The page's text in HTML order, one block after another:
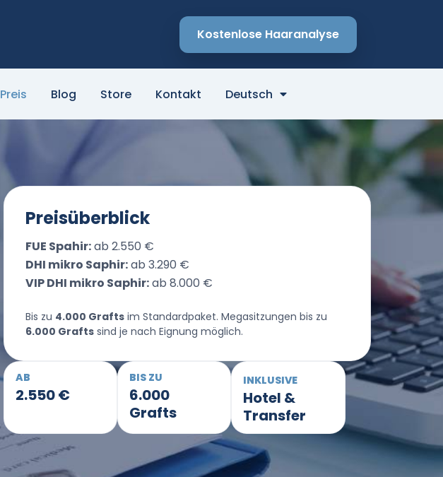
Kostenlose Haaranalyse
Preis Blog Store Kontakt Deutsch
Preisüberblick
FUE Spahir:ab 2.550 €
DHI mikro Saphir:ab 3.290 €
VIP DHI mikro Saphir:ab 8.000 €
Bis zu 4.000 Graftsim Standardpaket. Megasitzungen bis zu
6.000 Graftssind je nach Eignung möglich.
AB
2.550 €
BIS ZU
6.000
Grafts
INKLUSIVE
Hotel &
Transfer